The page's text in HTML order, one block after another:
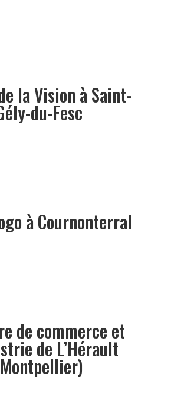
la Vision à Saint-
du-Fesc
à Cournonterral
de commerce et
de L’Hérault